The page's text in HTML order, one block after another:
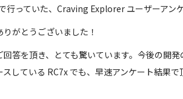
行っていた、Craving Explorer ユーザーアン
がとうございました！
答を頂き、とても驚いています。今後の開発
スしている RC7x でも、早速アンケート結果